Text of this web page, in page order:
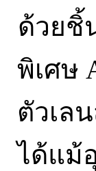
ด้วยชิ้
พิเศษ
ตัวเล
ได้แม้